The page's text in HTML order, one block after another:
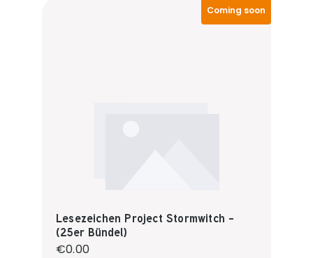
Coming soon
Lesezeichen Project Stormwitch -
(25er Bündel)
Regular price:
€0.00